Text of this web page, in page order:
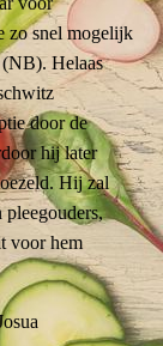
zo snel mogelijk
Helaas
door de
hij later
Hij zal
voor hem